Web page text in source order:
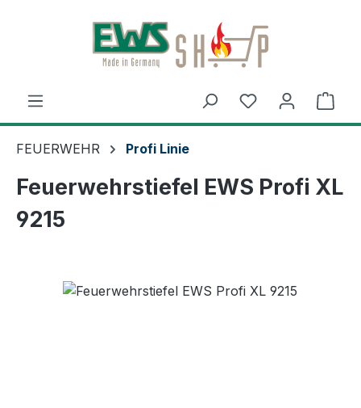
Zum Hauptinhalt springen
FEUERWEHR Profi Linie
Feuerwehrstiefel EWS Profi XL
9215